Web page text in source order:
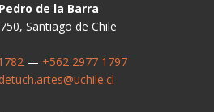
de la Barra
Santiago de Chile
— +562 2977 1797